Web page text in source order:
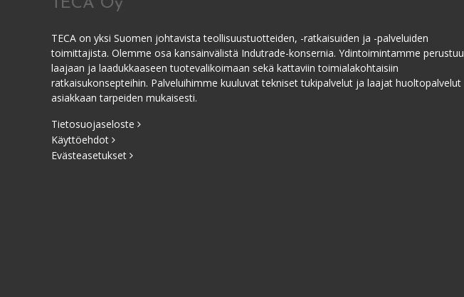
TECA Oy
TECA on yksi Suomen johtavista teollisuustuotteiden, -ratkaisuiden ja -palveluiden
toimittajista. Olemme osa kansainvälistä Indutrade-konsernia. Ydintoimintamme perustuu
laajaan ja laadukkaaseen tuotevalikoimaan sekä kattaviin toimialakohtaisiin
ratkaisukonsepteihin. Palveluihimme kuuluvat tekniset tukipalvelut ja laajat huoltopalvelut
asiakkaan tarpeiden mukaisesti.
Tietosuojaseloste
Käyttöehdot
Evästeasetukset